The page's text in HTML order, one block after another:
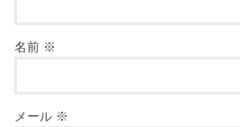
名前 ※
メール ※